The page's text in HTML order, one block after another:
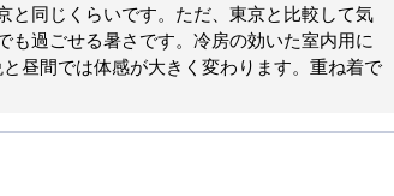
と同じくらいです。ただ、東京と比較して気
も過ごせる暑さです。冷房の効いた室内用に
昼間では体感が大きく変わります。重ね着で